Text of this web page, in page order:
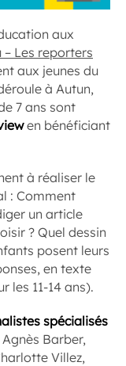
aux
– Les reporters
aux jeunes du
à Autun,
7 ans sont
en bénéficiant
à réaliser le
: Comment
un article
? Quel dessin
posent leurs
en texte
les 11-14 ans).
spécialisés
Barber,
Villez,